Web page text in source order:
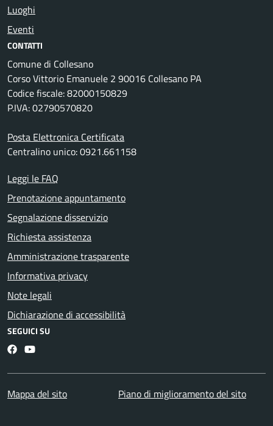
Luoghi
Eventi
CONTATTI
Comune di Collesano
Corso Vittorio Emanuele 2 90016 Collesano PA
Codice fiscale: 82000150829
P.IVA: 02790570820
Posta Elettronica Certificata
Centralino unico: 0921.661158
Leggi le FAQ
Prenotazione appuntamento
Segnalazione disservizio
Richiesta assistenza
Amministrazione trasparente
Informativa privacy
Note legali
Dichiarazione di accessibilità
SEGUICI SU
FacebookYouTube
Mappa del sito Piano di miglioramento del sito